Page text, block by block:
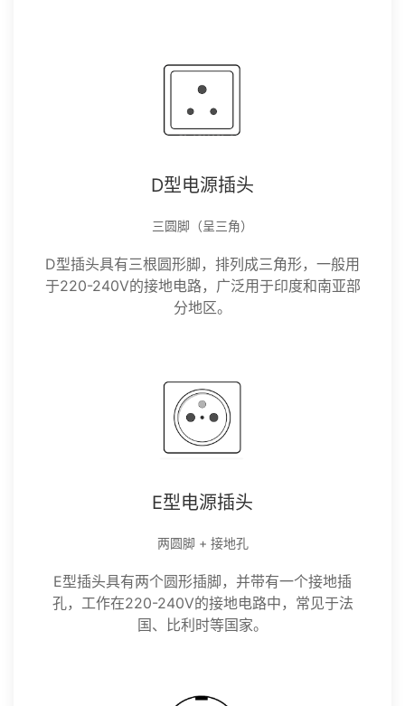
D型电源插头
三圆脚（呈三角）
D型插头具有三根圆形脚，排列成三角形，一般用
于220-240V的接地电路，广泛用于印度和南亚部
分地区。
E型电源插头
两圆脚 + 接地孔
E型插头具有两个圆形插脚，并带有一个接地插
孔，工作在220-240V的接地电路中，常见于法
国、比利时等国家。